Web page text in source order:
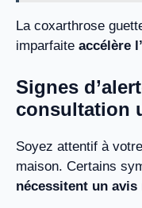
La coxarthrose
imparfaite accélère
Signes
consultation
Soyez attentif à
maison. Certains
nécessitent un